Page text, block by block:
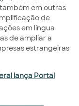
em outras
de
em língua
de ampliar a
estrangeiras
lança Portal